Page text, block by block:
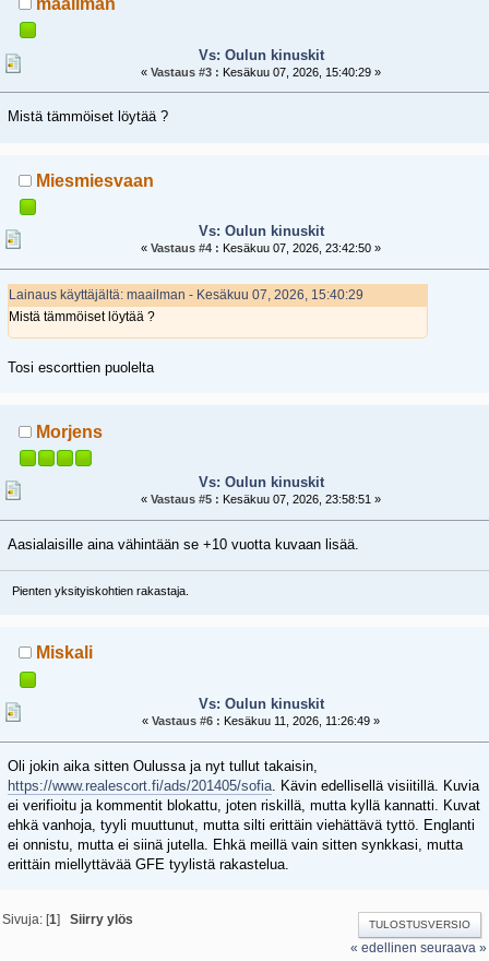
maailman
Vs: Oulun kinuskit
«Vastaus #3 : Kesäkuu 07, 2026, 15:40:29 »
Mistä tämmöiset löytää ?
Miesmiesvaan
Vs: Oulun kinuskit
«Vastaus #4 : Kesäkuu 07, 2026, 23:42:50 »
Lainaus käyttäjältä: maailman - Kesäkuu 07, 2026, 15:40:29
Mistä tämmöiset löytää ?
Tosi escorttien puolelta
Morjens
Vs: Oulun kinuskit
«Vastaus #5 : Kesäkuu 07, 2026, 23:58:51 »
Aasialaisille aina vähintään se +10 vuotta kuvaan lisää.
Pienten yksityiskohtien rakastaja.
Miskali
Vs: Oulun kinuskit
«Vastaus #6 : Kesäkuu 11, 2026, 11:26:49 »
Oli jokin aika sitten Oulussa ja nyt tullut takaisin,
https://www.realescort.fi/ads/201405/sofia. Kävin edellisellä visiitillä. Kuvia
ei verifioitu ja kommentit blokattu, joten riskillä, mutta kyllä kannatti. Kuvat
ehkä vanhoja, tyyli muuttunut, mutta silti erittäin viehättävä tyttö. Englanti
ei onnistu, mutta ei siinä jutella. Ehkä meillä vain sitten synkkasi, mutta
erittäin miellyttävää GFE tyylistä rakastelua.
TULOSTUSVERSIO
Sivuja: [1]Siirry ylös
« edellinen seuraava »